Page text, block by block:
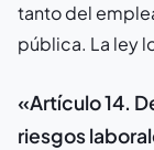
tanto del
pública. La ley
«Artículo 14.
riesgos